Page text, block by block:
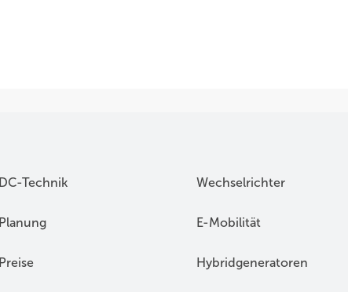
DC-Technik Wechselrichter
Planung E-Mobilität
Preise Hybridgeneratoren